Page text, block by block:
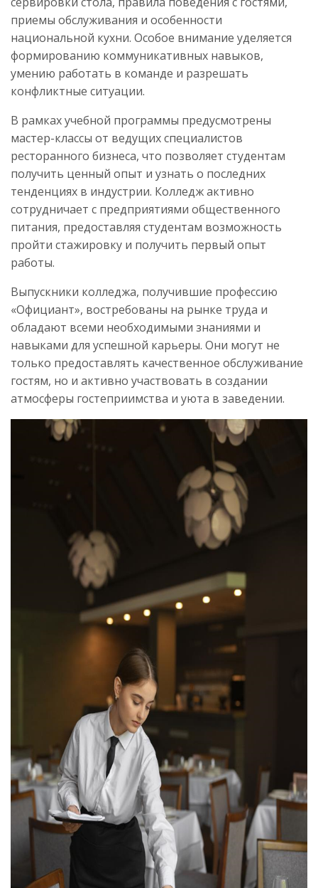
приемы обслуживания и особенности
национальной кухни. Особое внимание уделяется
формированию коммуникативных навыков,
умению работать в команде и разрешать
конфликтные ситуации.
В рамках учебной программы предусмотрены
мастер-классы от ведущих специалистов
ресторанного бизнеса, что позволяет студентам
получить ценный опыт и узнать о последних
тенденциях в индустрии. Колледж активно
сотрудничает с предприятиями общественного
питания, предоставляя студентам возможность
пройти стажировку и получить первый опыт
работы.
Выпускники колледжа, получившие профессию
«Официант», востребованы на рынке труда и
обладают всеми необходимыми знаниями и
навыками для успешной карьеры. Они могут не
только предоставлять качественное обслуживание
гостям, но и активно участвовать в создании
атмосферы гостеприимства и уюта в заведении.